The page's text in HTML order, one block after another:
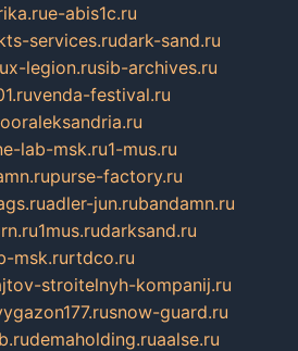
e-abis1c.ru
services.rudark-sand.ru
x-legion.rusib-archives.ru
venda-festival.ru
lab-msk.ru1-mus.ru
purse-factory.ru
adler-jun.rubandamn.ru
1mus.rudarksand.ru
msk.rurtdco.ru
stroitelnyh-kompanij.ru
snow-guard.ru
demaholding.ruaalse.ru